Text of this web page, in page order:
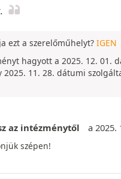
ezt a szerelőműhelyt? IGEN
hagyott a 2025. 12. 01.
2025. 11. 28. dátumi
az intézménytől a 2025.
szépen!